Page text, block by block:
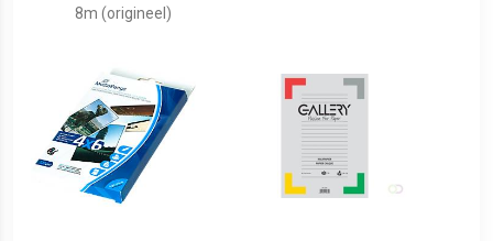
8m (origineel)